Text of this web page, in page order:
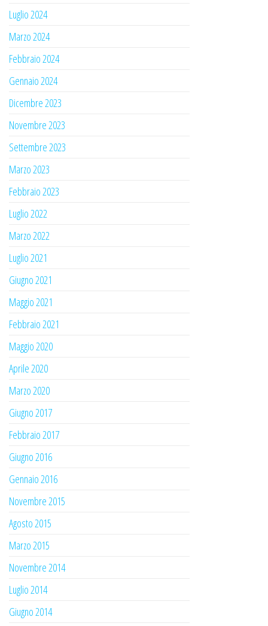
Luglio 2024
Marzo 2024
Febbraio 2024
Gennaio 2024
Dicembre 2023
Novembre 2023
Settembre 2023
Marzo 2023
Febbraio 2023
Luglio 2022
Marzo 2022
Luglio 2021
Giugno 2021
Maggio 2021
Febbraio 2021
Maggio 2020
Aprile 2020
Marzo 2020
Giugno 2017
Febbraio 2017
Giugno 2016
Gennaio 2016
Novembre 2015
Agosto 2015
Marzo 2015
Novembre 2014
Luglio 2014
Giugno 2014